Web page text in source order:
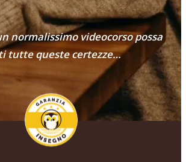
normalissimo videocorso possa
tutte queste certezze…